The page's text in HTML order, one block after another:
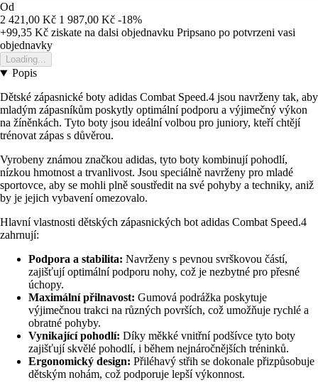
Od
2 421,00 Kč 1 987,00 Kč -18%
+99,35 Kč ziskate na dalsi objednavku Pripsano po potvrzeni vasi
objednavky
Loading...
Popis
Dětské zápasnické boty adidas Combat Speed.4 jsou navrženy tak, aby
mladým zápasníkům poskytly optimální podporu a výjimečný výkon
na žíněnkách. Tyto boty jsou ideální volbou pro juniory, kteří chtějí
trénovat zápas s důvěrou.
Vyrobeny známou značkou adidas, tyto boty kombinují pohodlí,
nízkou hmotnost a trvanlivost. Jsou speciálně navrženy pro mladé
sportovce, aby se mohli plně soustředit na své pohyby a techniky, aniž
by je jejich vybavení omezovalo.
Hlavní vlastnosti dětských zápasnických bot adidas Combat Speed.4
zahrnují:
Podpora a stabilita: Navrženy s pevnou svrškovou částí,
zajišťují optimální podporu nohy, což je nezbytné pro přesné
úchopy.
Maximální přilnavost: Gumová podrážka poskytuje
výjimečnou trakci na různých površích, což umožňuje rychlé a
obratné pohyby.
Vynikající pohodlí: Díky měkké vnitřní podšívce tyto boty
zajišťují skvělé pohodlí, i během nejnáročnějších tréninků.
Ergonomický design: Přiléhavý střih se dokonale přizpůsobuje
dětským nohám, což podporuje lepší výkonnost.